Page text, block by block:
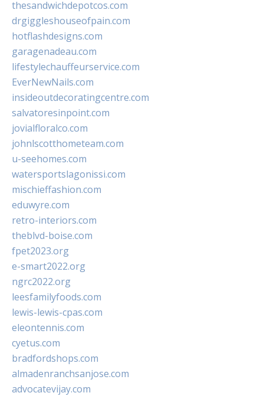
thesandwichdepotcos.com
drgiggleshouseofpain.com
hotflashdesigns.com
garagenadeau.com
lifestylechauffeurservice.com
EverNewNails.com
insideoutdecoratingcentre.com
salvatoresinpoint.com
jovialfloralco.com
johnlscotthometeam.com
u-seehomes.com
watersportslagonissi.com
mischieffashion.com
eduwyre.com
retro-interiors.com
theblvd-boise.com
fpet2023.org
e-smart2022.org
ngrc2022.org
leesfamilyfoods.com
lewis-lewis-cpas.com
eleontennis.com
cyetus.com
bradfordshops.com
almadenranchsanjose.com
advocatevijay.com